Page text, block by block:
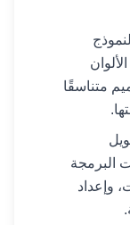
متناسقًا
البرمجة
وإعداد